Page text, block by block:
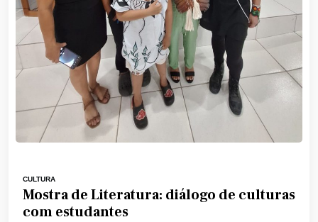
CULTURA
Mostra de Literatura: diálogo de culturas
com estudantes